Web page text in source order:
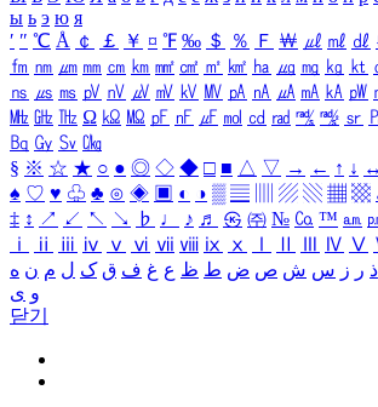
ы ь э ю я
′ ″ ℃ Å ￠ ￡ ￥ ¤ ℉ ‰ ＄ ％ Ｆ ￦ ㎕ ㎖ ㎗
㎙ ㎚ ㎛ ㎜ ㎝ ㎞ ㎟ ㎠ ㎡ ㎢ ㏊ ㎍ ㎎ ㎏ ㏏
㎱ ㎲ ㎳ ㎴ ㎵ ㎶ ㎷ ㎸ ㎹ ㎀ ㎁ ㎂ ㎃ ㎄ ㎺
㎒ ㎓ ㎔ Ω ㏀ ㏁ ㎊ ㎋ ㎌ ㏖ ㏅ ㎭ ㎮ ㎯ ㏛
㏃ ㏉ ㏜ ㏆
§ ※ ☆ ★ ○ ● ◎ ◇ ◆ □ ■ △ ▽ → ← ↑ ↓ ↔
♠ ♡ ♥ ♧ ♣ ⊙ ◈ ▣ ◐ ◑ ▒ ▤ ▨ ▧ ▦ ▩
‡ ↕ ↗ ↙ ↖ ↘ ♭ ♩ ♪ ♬ ㉿ ㈜ № ㏇ ™ ㏂
ⅰ
ⅱ ⅲ ⅳ ⅴ ⅵ ⅶ ⅷ ⅸ ⅹ Ⅳ Ⅴ
ذ ر ز س ش ص ض ط ظ ع غ ف ق ک ل م ن ه
و ی
닫기